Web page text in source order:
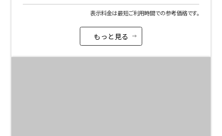
表示料金は最短ご利用時間での参考価格です。
もっと見る